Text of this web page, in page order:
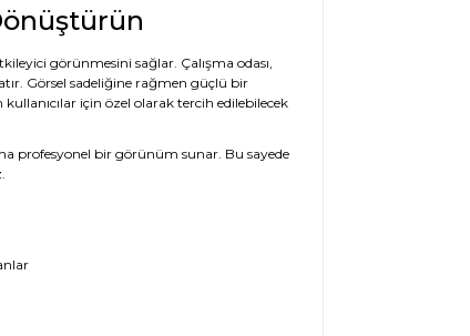
görünmesini sağlar. Çalışma odası,
Görsel sadeliğine rağmen güçlü bir
kullanıcılar için özel olarak tercih edilebilecek
profesyonel bir görünüm sunar. Bu sayede